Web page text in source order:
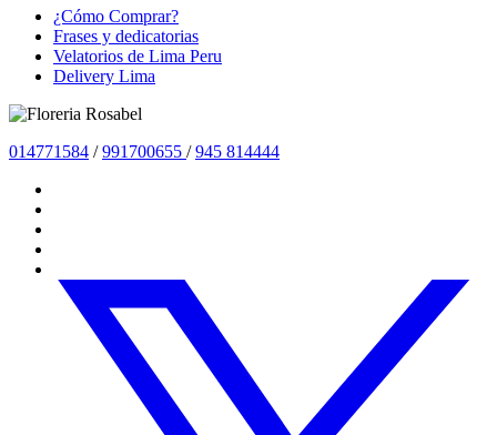
¿Cómo Comprar?
Frases y dedicatorias
Velatorios de Lima Peru
Delivery Lima
014771584 /991700655 /945 814444